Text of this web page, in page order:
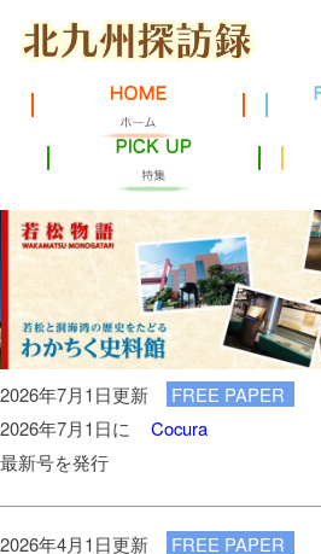
2026年7月1日更新
FREE PAPER
2026年7月1日に
Cocura
最新号を発行
2026年4月1日更新
FREE PAPER